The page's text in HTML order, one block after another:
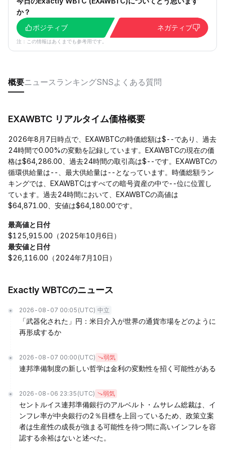
か？
ポジティブ
ネガティブ
注：この情報はあくまでも参考用です。
概要ニュース ランキングSNSよくある質問
EXAWBTC リアルタイム価格概要
2026年8月7日時点で、EXAWBTCの時価総額は$--であり、過去
24時間で0.00%の変動を記録しています。EXAWBTCの現在の価
格は$64,286.00、過去24時間の取引高は$--です。EXAWBTCの
循環供給量は--、最大供給量は--となっています。時価総額ラン
キングでは、EXAWBTCはすべての暗号資産の中で--位に位置し
ています。過去24時間において、EXAWBTCの高値は
$64,871.00、安値は$64,180.00です。
最高値と日付
$125,915.00（2025年10月6日）
最安値と日付
$26,116.00（2024年7月10日）
Exactly WBTCのニュース
2026-08-07 00:05 (UTC) 中立
「武器化された」円：米日介入が世界の通貨市場をどのように
再形成するか
2026-08-07 00:00 (UTC) 弱気
連邦準備制度の新しい哲学は金利の変動性を招く可能性がある
2026-08-06 23:35 (UTC) 弱気
セントルイス連邦準備銀行のアルベルト・ムサレム総裁は、イ
ンフレ率が中央銀行の2％目標を上回っているため、政策立案
者は生産性の成長が強まる可能性を待つ間に高いインフレを容
認する余裕はないと述べた。